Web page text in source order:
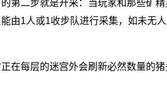
二步就是开采：当玩家和那些矿精
由1人或1收步队进行采集，如未无
每层的迷宫外会刷新必然数量的猪